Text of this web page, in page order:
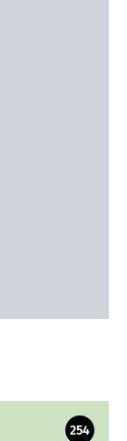
254